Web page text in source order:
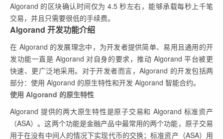
Algorand 的区块确认时间仅为 4.5 秒左右，能够承载每秒上千笔
交易，并且只需要很低的手续费。
Algorand 开发功能介绍
在 Algorand 的发展理念中，为开发者提供简单、易用且通用的开
发功能一直是 Algorand 对自身的要求，推动 Algorand 平台被更
快速、更广泛地采用。对于开发者而言，Algorand 的开发包括两
部分：使用 Algorand 的原生特性和开发 Algorand 智能合约。
使用 Algorand 的原生特性
Algorand 提供的两大原生特性是原子交易和 Algorand 标准资产
（ASA）。这两个功能是金融产品中最常用的两个功能，原子交易
用于在没有中间人的情况下实现代币的交换；标准资产（ASA）用